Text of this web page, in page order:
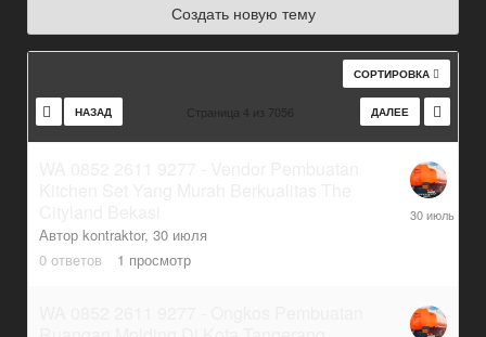
Создать новую тему
СОРТИРОВКА
НАЗАД ДАЛЕЕ
Страница 4 из 7056
Автор kontraktor, 30 июля
0 ответов 1 просмотр
30
июля